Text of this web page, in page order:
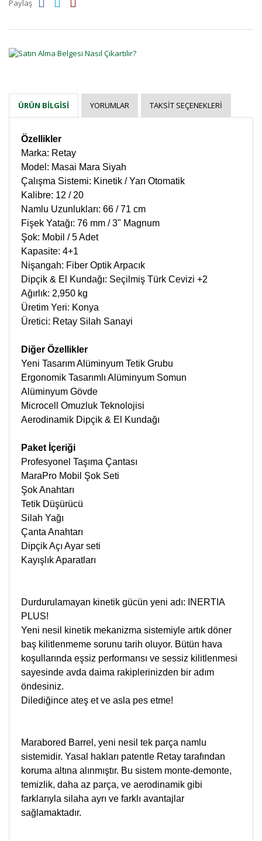
Paylaş
ÜRÜN BILGISI YORUMLAR TAKSIT SEÇENEKLERI
Özellikler
Marka: Retay
Model: Masai Mara Siyah
Çalışma Sistemi: Kinetik / Yarı Otomatik
Kalibre: 12 / 20
Namlu Uzunlukları: 66 / 71 cm
Fişek Yatağı: 76 mm / 3" Magnum
Şok: Mobil / 5 Adet
Kapasite: 4+1
Nişangah: Fiber Optik Arpacık
Dipçik & El Kundağı: Seçilmiş Türk Cevizi +2
Ağırlık: 2,950 kg
Üretim Yeri: Konya
Üretici: Retay Silah Sanayi
Diğer Özellikler
Yeni Tasarım Alüminyum Tetik Grubu
Ergonomik Tasarımlı Alüminyum Somun
Alüminyum Gövde
Microcell Omuzluk Teknolojisi
Aerodinamik Dipçik & El Kundağı
Paket İçeriği
Profesyonel Taşıma Çantası
MaraPro Mobil Şok Seti
Şok Anahtarı
Tetik Düşürücü
Silah Yağı
Çanta Anahtarı
Dipçik Açı Ayar seti
Kayışlık Aparatları
Durdurulamayan kinetik gücün yeni adı: INERTIA
PLUS!
Yeni nesil kinetik mekanizma sistemiyle artık döner
baş kilitlenmeme sorunu tarih oluyor. Bütün hava
koşullarında eşsiz performansı ve sessiz kilitlenmesi
sayesinde avda daima rakiplerinizden bir adım
öndesiniz.
Dilediğince ateş et ve asla pes etme!
Marabored Barrel, yeni nesil tek parça namlu
sistemidir. Yasal hakları patentle Retay tarafından
koruma altına alınmıştır. Bu sistem monte-demonte,
temizlik, daha az parça, ve aerodinamik gibi
farklarıyla silaha ayrı ve farklı avantajlar
sağlamaktadır.